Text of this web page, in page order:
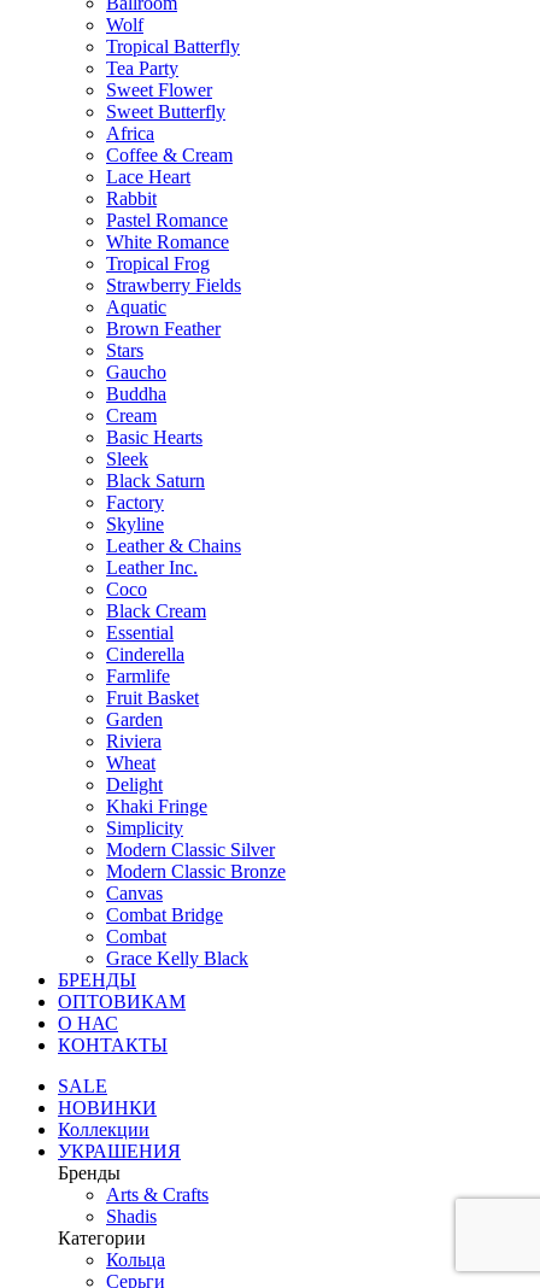
Wolf
Tropical Batterfly
Tea Party
Sweet Flower
Sweet Butterfly
Africa
Coffee & Cream
Lace Heart
Rabbit
Pastel Romance
White Romance
Tropical Frog
Strawberry Fields
Aquatic
Brown Feather
Stars
Gaucho
Buddha
Cream
Basic Hearts
Sleek
Black Saturn
Factory
Skyline
Leather & Chains
Leather Inc.
Coco
Black Cream
Essential
Cinderella
Farmlife
Fruit Basket
Garden
Riviera
Wheat
Delight
Khaki Fringe
Simplicity
Modern Classic Silver
Modern Classic Bronze
Canvas
Combat Bridge
Combat
Grace Kelly Black
БРЕНДЫ
ОПТОВИКАМ
О НАС
КОНТАКТЫ
SALE
НОВИНКИ
Коллекции
УКРАШЕНИЯ
Бренды
Аrts & Сrafts
Shadis
Категории
Кольца
Серьги